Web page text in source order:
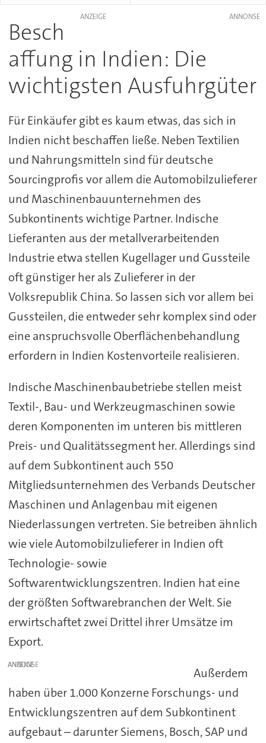
ANZEIGE
Besch
affung in Indien: Die
wichtigsten Ausfuhrgüter
Für Einkäufer gibt es kaum etwas, das sich in
Indien nicht beschaffen ließe. Neben Textilien
und Nahrungsmitteln sind für deutsche
Sourcingprofis vor allem die Automobilzulieferer
und Maschinenbauunternehmen des
Subkontinents wichtige Partner. Indische
Lieferanten aus der metallverarbeitenden
Industrie etwa stellen Kugellager und Gussteile
oft günstiger her als Zulieferer in der
Volksrepublik China. So lassen sich vor allem bei
Gussteilen, die entweder sehr komplex sind oder
eine anspruchsvolle Oberflächenbehandlung
erfordern in Indien Kostenvorteile realisieren.
Indische Maschinenbaubetriebe stellen meist
Textil-, Bau- und Werkzeugmaschinen sowie
deren Komponenten im unteren bis mittleren
Preis- und Qualitätssegment her. Allerdings sind
auf dem Subkontinent auch 550
Mitgliedsunternehmen des Verbands Deutscher
Maschinen und Anlagenbau mit eigenen
Niederlassungen vertreten. Sie betreiben ähnlich
wie viele Automobilzulieferer in Indien oft
Technologie- sowie
Softwarentwicklungszentren. Indien hat eine
der größten Softwarebranchen der Welt. Sie
erwirtschaftet zwei Drittel ihrer Umsätze im
Export.
ANZEIGE
Außerdem
haben über 1.000 Konzerne Forschungs- und
Entwicklungszentren auf dem Subkontinent
aufgebaut – darunter Siemens, Bosch, SAP und